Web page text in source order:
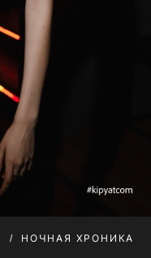
НОЧНАЯ ХРОНИКА